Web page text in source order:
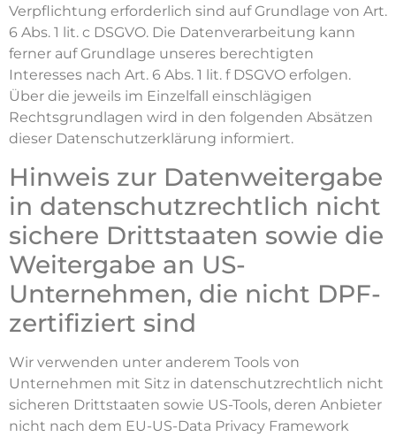
Verpflichtung erforderlich sind auf Grundlage von Art.
6 Abs. 1 lit. c DSGVO. Die Datenverarbeitung kann
ferner auf Grundlage unseres berechtigten
Interesses nach Art. 6 Abs. 1 lit. f DSGVO erfolgen.
Über die jeweils im Einzelfall einschlägigen
Rechtsgrundlagen wird in den folgenden Absätzen
dieser Datenschutzerklärung informiert.
Hinweis zur Datenweitergabe
in datenschutzrechtlich nicht
sichere Drittstaaten sowie die
Weitergabe an US-
Unternehmen, die nicht DPF-
zertifiziert sind
Wir verwenden unter anderem Tools von
Unternehmen mit Sitz in datenschutzrechtlich nicht
sicheren Drittstaaten sowie US-Tools, deren Anbieter
nicht nach dem EU-US-Data Privacy Framework